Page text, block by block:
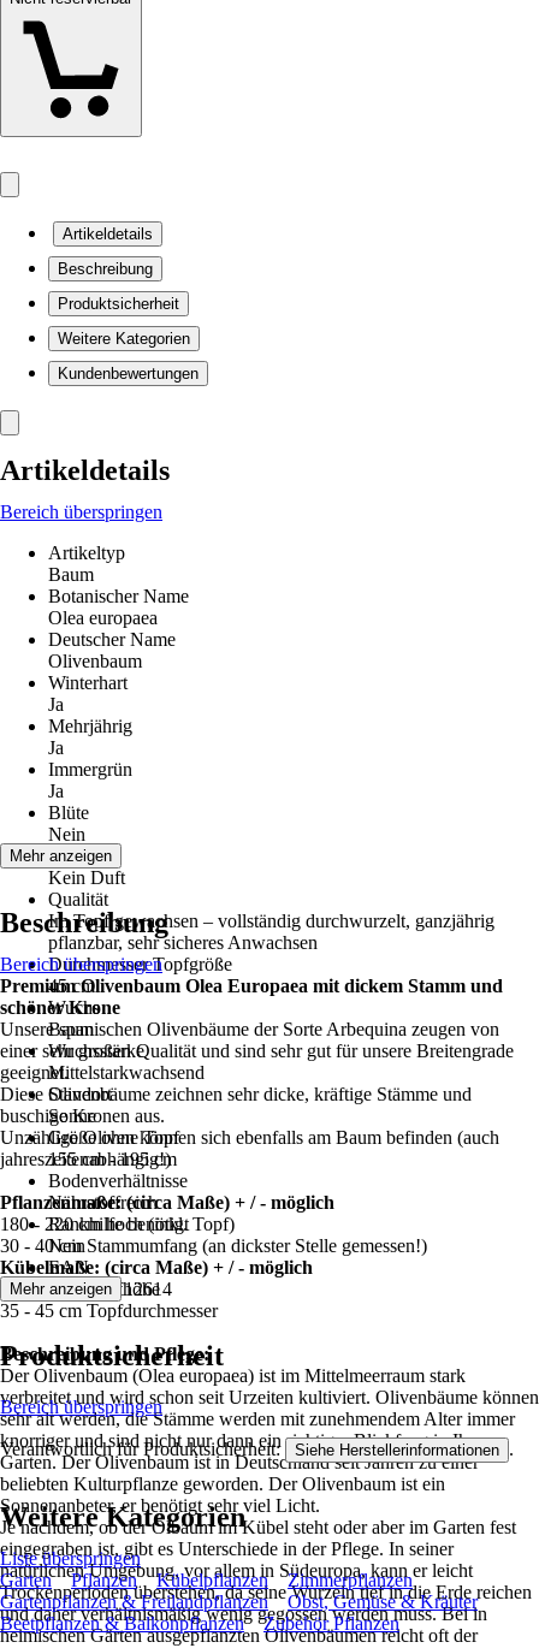
Artikeldetails
Beschreibung
Produktsicherheit
Weitere Kategorien
Kundenbewertungen
Artikeldetails
Bereich überspringen
Artikeltyp
Baum
Botanischer Name
Olea europaea
Deutscher Name
Olivenbaum
Winterhart
Ja
Mehrjährig
Ja
Immergrün
Ja
Blüte
Nein
Duft
Kein Duft
Qualität
Im Topf gewachsen – vollständig durchwurzelt, ganzjährig
pflanzbar, sehr sicheres Anwachsen
Durchmesser Topfgröße
45 cm
Wuchs
Baum
Wuchsstärke
Mittelstarkwachsend
Standort
Sonne
Größe ohne Topf
155 cm - 195 cm
Bodenverhältnisse
Nährstoffreich
Rankhilfe benötigt
Nein
EAN
4251740112614
Mehr anzeigen
Beschreibung
Bereich überspringen
Premium Olivenbaum Olea Europaea mit dickem Stamm und
schöner Krone
Unsere spanischen Olivenbäume der Sorte Arbequina zeugen von
einer sehr großen Qualität und sind sehr gut für unsere Breitengrade
geeignet.
Diese Olivenbäume zeichnen sehr dicke, kräftige Stämme und
buschige Kronen aus.
Unzählige Oliven können sich ebenfalls am Baum befinden (auch
jahreszeitenabhängig!)
Pflanzenmaße: (circa Maße) + / - möglich
180 - 220 cm hoch (inkl. Topf)
30 - 40 cm Stammumfang (an dickster Stelle gemessen!)
Kübelmaße: (circa Maße) + / - möglich
30 - 40 cm Topfhöhe
35 - 45 cm Topfdurchmesser
Beschreibung und Pflege:
Der Olivenbaum (Olea europaea) ist im Mittelmeerraum stark
verbreitet und wird schon seit Urzeiten kultiviert. Olivenbäume können
sehr alt werden, die Stämme werden mit zunehmendem Alter immer
knorriger und sind nicht nur dann ein richtiger Blickfang in Ihrem
Garten. Der Olivenbaum ist in Deutschland seit Jahren zu einer
beliebten Kulturpflanze geworden. Der Olivenbaum ist ein
Sonnenanbeter, er benötigt sehr viel Licht.
Je nachdem, ob der Ölbaum im Kübel steht oder aber im Garten fest
eingegraben ist, gibt es Unterschiede in der Pflege. In seiner
natürlichen Umgebung, vor allem in Südeuropa, kann er leicht
Trockenperioden überstehen, da seine Wurzeln tief in die Erde reichen
und daher verhältnismäßig wenig gegossen werden muss. Bei in
heimischen Gärten ausgepflanzten Olivenbäumen reicht oft der
Mehr anzeigen
Produktsicherheit
Bereich überspringen
Verantwortlich für Produktsicherheit: Siehe Herstellerinformationen .
Weitere Kategorien
Liste überspringen
Garten
Pflanzen Kübelpflanzen
Zimmerpflanzen
Gartenpflanzen & Freilandpflanzen
Obst, Gemüse & Kräuter
Beetpflanzen & Balkonpflanzen
Zubehör Pflanzen